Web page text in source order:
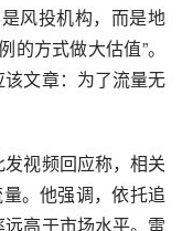
风投机构，而是地
方式做大估值”。
文章：为了流量无
视频回应称，相关
。他强调，依托追
高于市场水平。雷